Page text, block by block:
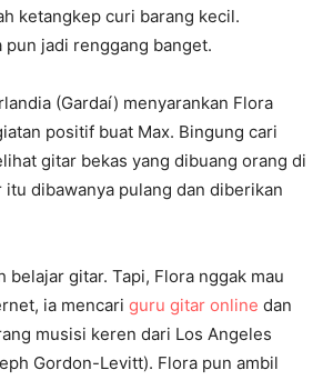
ketangkep curi barang kecil.
pun jadi renggang banget.
(Gardaí) menyarankan Flora
positif buat Max. Bingung cari
gitar bekas yang dibuang orang di
dibawanya pulang dan diberikan
belajar gitar. Tapi, Flora nggak mau
ia mencari guru gitar online dan
musisi keren dari Los Angeles
Gordon-Levitt). Flora pun ambil